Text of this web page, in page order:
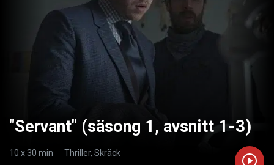
"Servant" (säsong 1, avsnitt 1-3)
10 x 30 min Thriller, Skräck